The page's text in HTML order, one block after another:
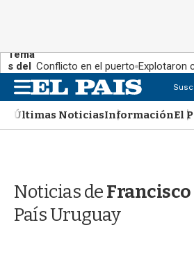
Tema
s del
día:
Conflicto en el puerto Explotaron
M
e
n
u
Últimas NoticiasInformaciónEl
Noticias deFrancisco
País Uruguay